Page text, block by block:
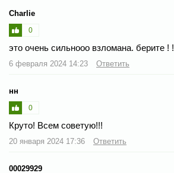
Charlie
0
это очень сильнооо взломана. берите ! !
6 февраля 2024 14:23 Ответить
нн
0
Круто! Всем советую!!!
20 января 2024 17:36 Ответить
00029929